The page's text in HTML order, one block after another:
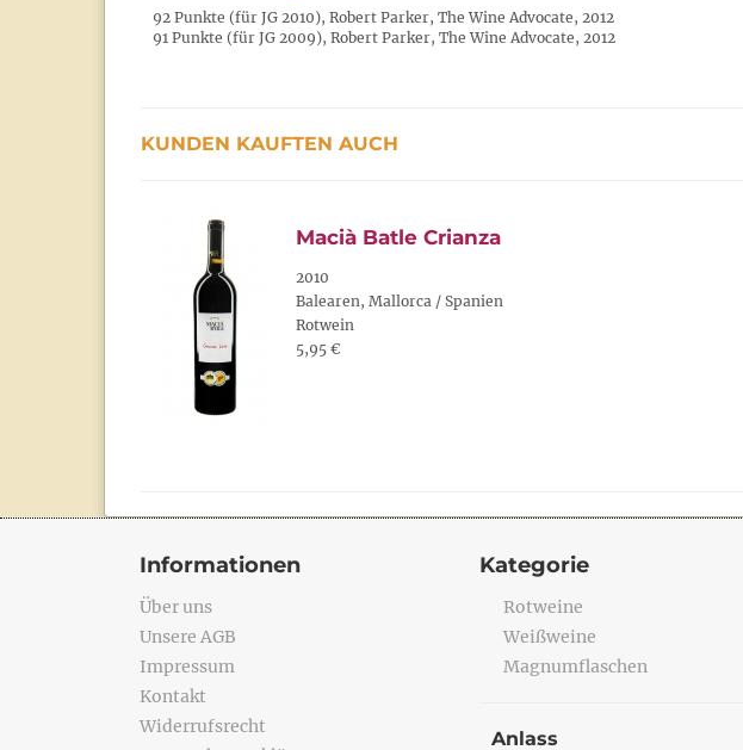
92 Punkte (für JG 2010), Robert Parker, The Wine Advocate, 2012
91 Punkte (für JG 2009), Robert Parker, The Wine Advocate, 2012
KUNDEN KAUFTEN AUCH
Macià Batle Crianza
2010
Balearen, Mallorca / Spanien
Rotwein
5,95 €
Informationen
Über uns
Unsere AGB
Impressum
Kontakt
Widerrufsrecht
Kategorie
Rotweine
Weißweine
Magnumflaschen
Anlass